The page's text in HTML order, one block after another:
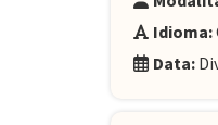
Idioma:
Data: